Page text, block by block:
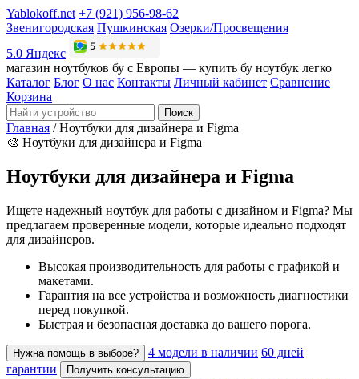
Yablokoff.net +7 (921) 956-98-62
Звенигородская Пушкинская Озерки/Просвещения
5.0 Яндекс
магазин ноутбуков бу с Европы — купить бу ноутбук легко
Каталог Блог О нас Контакты Личный кабинет Сравнение
Корзина
Поиск
Главная / Ноутбуки для дизайнера и Figma
🎨 Ноутбуки для дизайнера и Figma
Ноутбуки для дизайнера и Figma
Ищете надежный ноутбук для работы с дизайном и Figma? Мы
предлагаем проверенные модели, которые идеально подходят
для дизайнеров.
Высокая производительность для работы с графикой и
макетами.
Гарантия на все устройства и возможность диагностики
перед покупкой.
Быстрая и безопасная доставка до вашего порога.
Нужна помощь в выборе? 4 модели в наличии 60 дней
гарантии
Получить консультацию